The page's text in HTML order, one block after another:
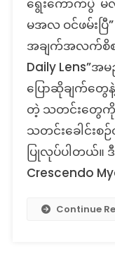
ရွေးကောက်ပွဲ မ
မအလ ဝင်ဖမ်းပြီ
အချက်အလက်စိစ
Daily Lens”
ပြောဆိုချက်တွေ
တဲ့ သတင်းတွေကို
သတင်းခေါင်း
ပြုလုပ်ပါတယ်။
Crescendo
Continue